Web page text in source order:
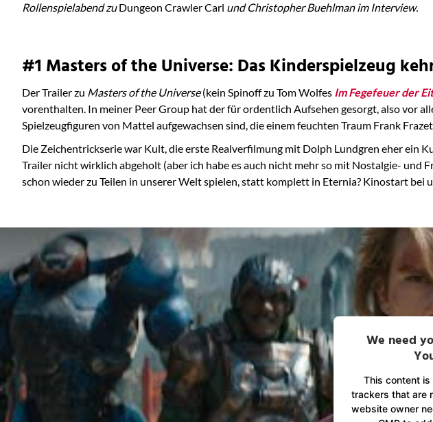
Rollenspielabend zuDungeon Crawler Carl und Christopher Buehlman im Interview.
#1 Masters of the Universe: Das Kinderspielzeug
Der Trailer zu Masters of the Universe(kein Spinoff zu Tom Wolfes Im Fegefeuer der
vorenthalten. In meiner Peer Group hat der für ordentlich Aufsehen gesorgt, also vor
Spielzeugfiguren von Mattel aufgewachsen sind, die einem feuchten Traum Frank
Die Zeichentrickserie war Kult, die erste Realverfilmung mit Dolph Lundgren eher ein
Trailer nicht wirklich abgeholt (aber ich habe es auch nicht mehr so mit Nostalgie- und
schon wieder zu Teilen in unserer Welt spielen, statt komplett in Eternia? Kinostart bei
We need
This content
trackers that are
website owner